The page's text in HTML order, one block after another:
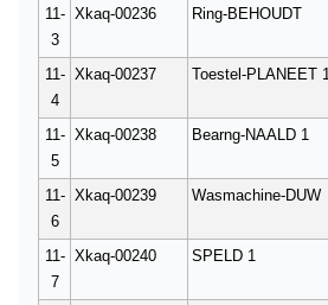
11-
3
Xkaq-00236 Ring-BEHOUDT
11-
4
Xkaq-00237 Toestel-PLANEET 1
11-
5
Xkaq-00238 Bearng-NAALD 1
11-
6
Xkaq-00239 Wasmachine-DUW
11-
7
Xkaq-00240 SPELD 1